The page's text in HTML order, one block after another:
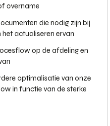
overname
die nodig zijn bij
actualiseren ervan
op de afdeling en
optimalisatie van onze
in functie van de sterke